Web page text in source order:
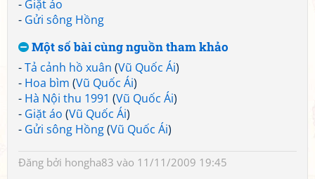
- Giặt áo
- Gửi sông Hồng
Một số bài cùng nguồn tham khảo
-Tả cảnh hồ xuân (Vũ Quốc Ái)
- Hoa bìm (Vũ Quốc Ái)
- Hà Nội thu 1991 (Vũ Quốc Ái)
- Giặt áo (Vũ Quốc Ái)
- Gửi sông Hồng(Vũ Quốc Ái)
Đăng bởi hongha83 vào 11/11/2009 19:45